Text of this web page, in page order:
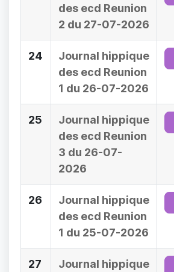
des ecd Reunion
2 du 27-07-2026
24
Journal hippique
des ecd Reunion
1 du 26-07-2026
25
Journal hippique
des ecd Reunion
3 du 26-07-
2026
26
Journal hippique
des ecd Reunion
1 du 25-07-2026
27
Journal hippique